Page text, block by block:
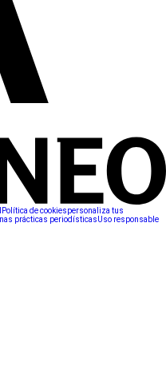
Política de cookiespersonaliza tus
prácticas periodísticasUso responsable